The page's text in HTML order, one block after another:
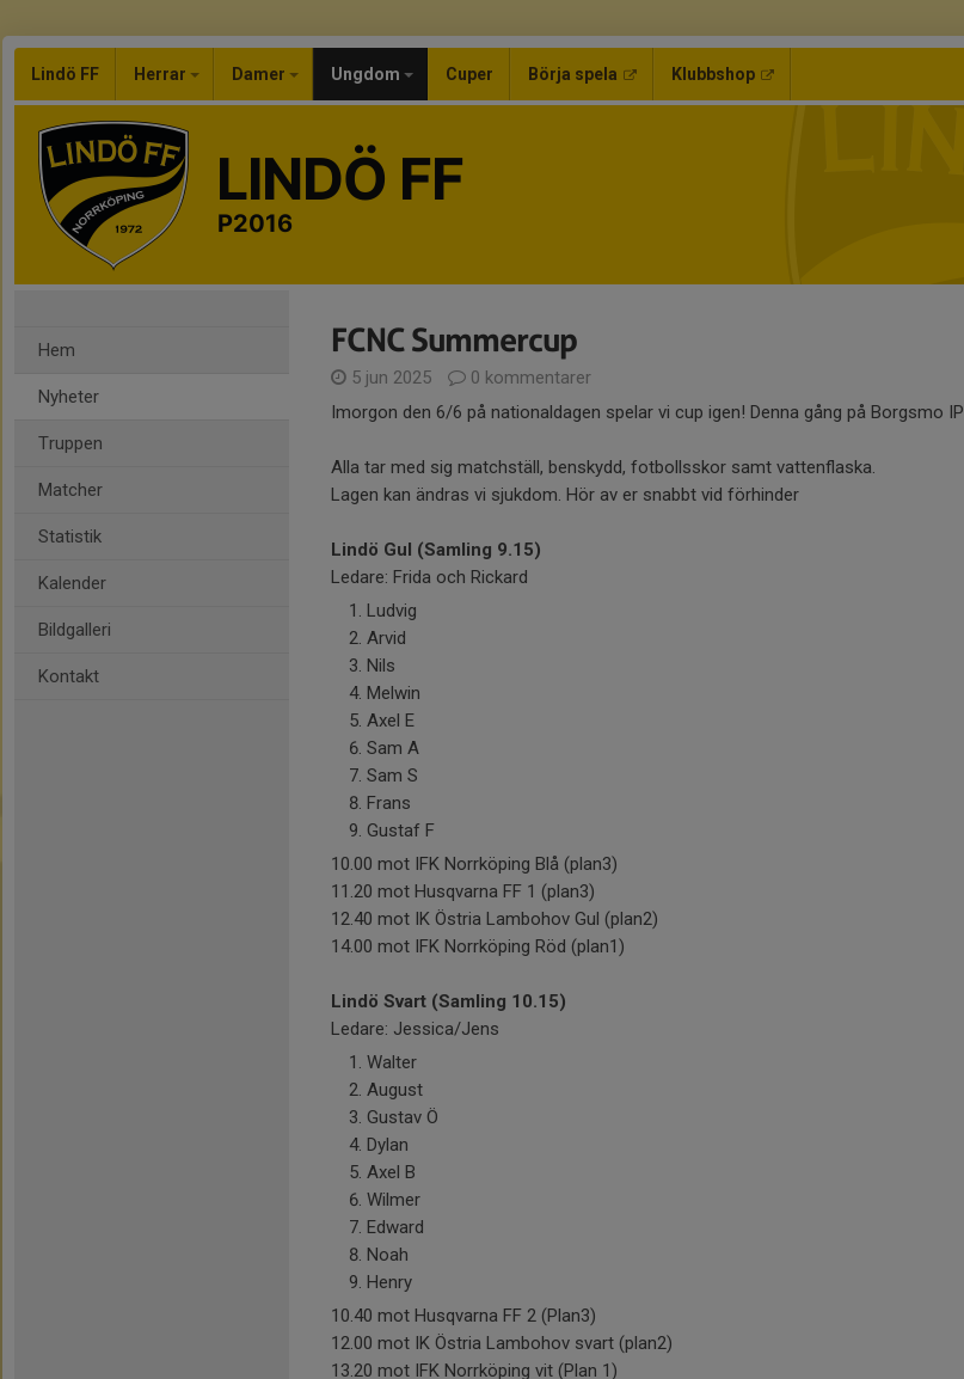
Lindö FF Herrar Damer Ungdom Cuper Börja spela Klubbshop
LINDÖ FF
P2016
Hem
Nyheter
Truppen
Matcher
Statistik
Kalender
Bildgalleri
Kontakt
FCNC Summercup
5 jun 2025
0 kommentarer
Imorgon den 6/6 på nationaldagen spelar vi cup igen! Denna gång på Borgsmo IP
Alla tar med sig matchställ, benskydd, fotbollsskor samt vattenflaska.
Lagen kan ändras vi sjukdom. Hör av er snabbt vid förhinder
Lindö Gul (Samling 9.15)
Ledare: Frida och Rickard
Ludvig
Arvid
Nils
Melwin
Axel E
Sam A
Sam S
Frans
Gustaf F
10.00 mot IFK Norrköping Blå (plan3)
11.20 mot Husqvarna FF 1 (plan3)
12.40 mot IK Östria Lambohov Gul (plan2)
14.00 mot IFK Norrköping Röd (plan1)
Lindö Svart (Samling 10.15)
Ledare: Jessica/Jens
Walter
August
Gustav Ö
Dylan
Axel B
Wilmer
Edward
Noah
Henry
10.40 mot Husqvarna FF 2 (Plan3)
12.00 mot IK Östria Lambohov svart (plan2)
13.20 mot IFK Norrköping vit (Plan 1)